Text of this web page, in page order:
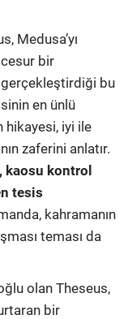
Medusa’yı
cesur bir
gerçekleştirdiği bu
en ünlü
hikayesi, iyi ile
zaferini anlatır.
kaosu kontrol
tesis
kahramanın
teması da
olan Theseus,
bir